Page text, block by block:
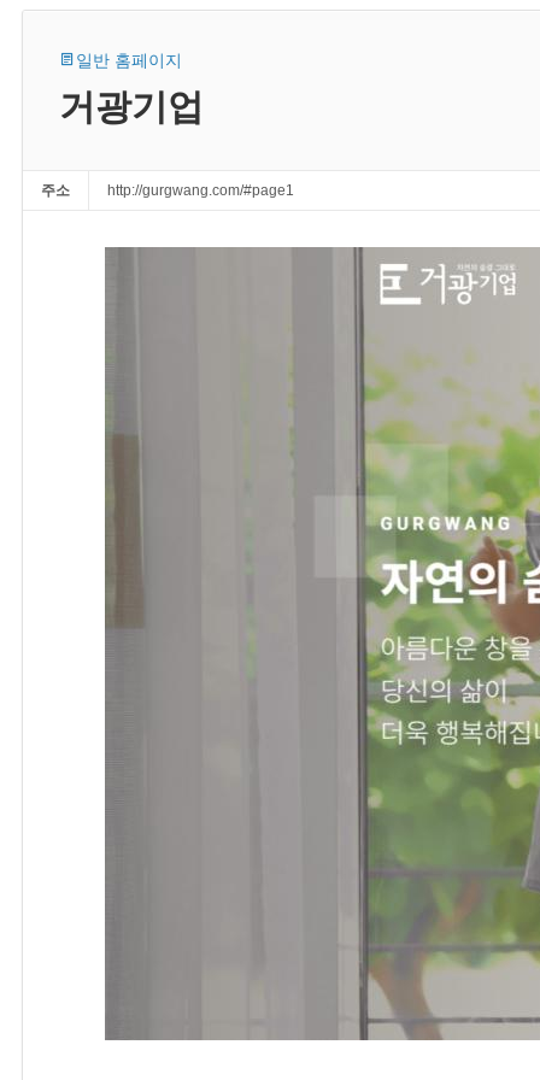
일반 홈페이지
거광기업
주소 http://gurgwang.com/#page1